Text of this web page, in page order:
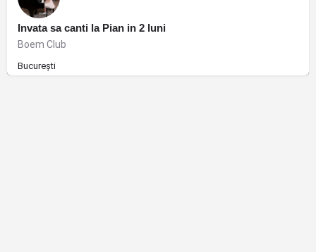
Invata sa canti la Pian in 2 luni
Boem Club
București